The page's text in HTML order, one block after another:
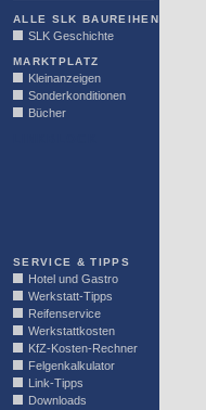
ALLE SLK BAUREIHEN
SLK Geschichte
MARKTPLATZ
Kleinanzeigen
Sonderkonditionen
Bücher
SERVICE & TIPPS
Hotel und Gastro
Werkstatt-Tipps
Reifenservice
Werkstattkosten
KfZ-Kosten-Rechner
Felgenkalkulator
Link-Tipps
Downloads